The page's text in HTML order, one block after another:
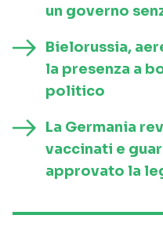
un governo
Bielorussia,
la presenza a
politico
La Germania
vaccinati e
approvato la